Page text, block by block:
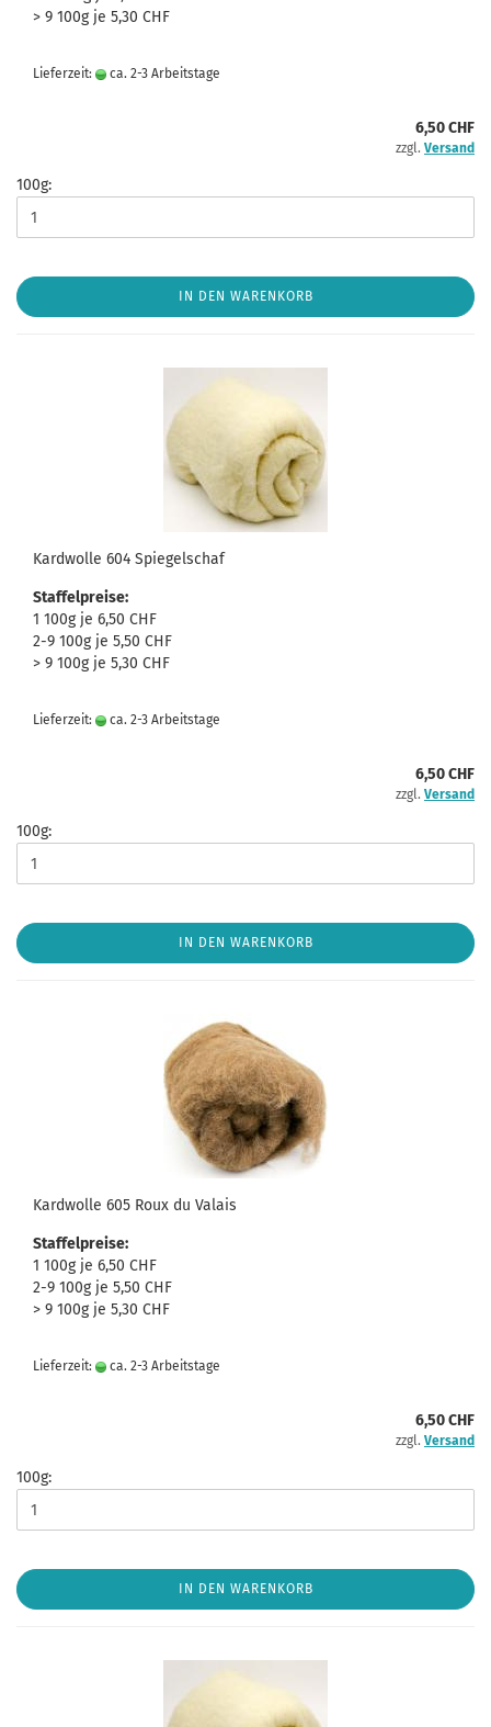
> 9 100g je 5,30 CHF
Lieferzeit: ca. 2-3 Arbeitstage
6,50 CHF
zzgl. Versand
100g:
IN DEN WARENKORB
Kardwolle 604 Spiegelschaf
Staffelpreise:
1 100g je 6,50 CHF
2-9 100g je 5,50 CHF
> 9 100g je 5,30 CHF
Lieferzeit: ca. 2-3 Arbeitstage
6,50 CHF
zzgl. Versand
100g:
IN DEN WARENKORB
Kardwolle 605 Roux du Valais
Staffelpreise:
1 100g je 6,50 CHF
2-9 100g je 5,50 CHF
> 9 100g je 5,30 CHF
Lieferzeit: ca. 2-3 Arbeitstage
6,50 CHF
zzgl. Versand
100g:
IN DEN WARENKORB